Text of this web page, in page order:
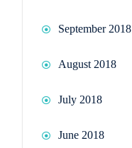
September 2018
August 2018
July 2018
June 2018